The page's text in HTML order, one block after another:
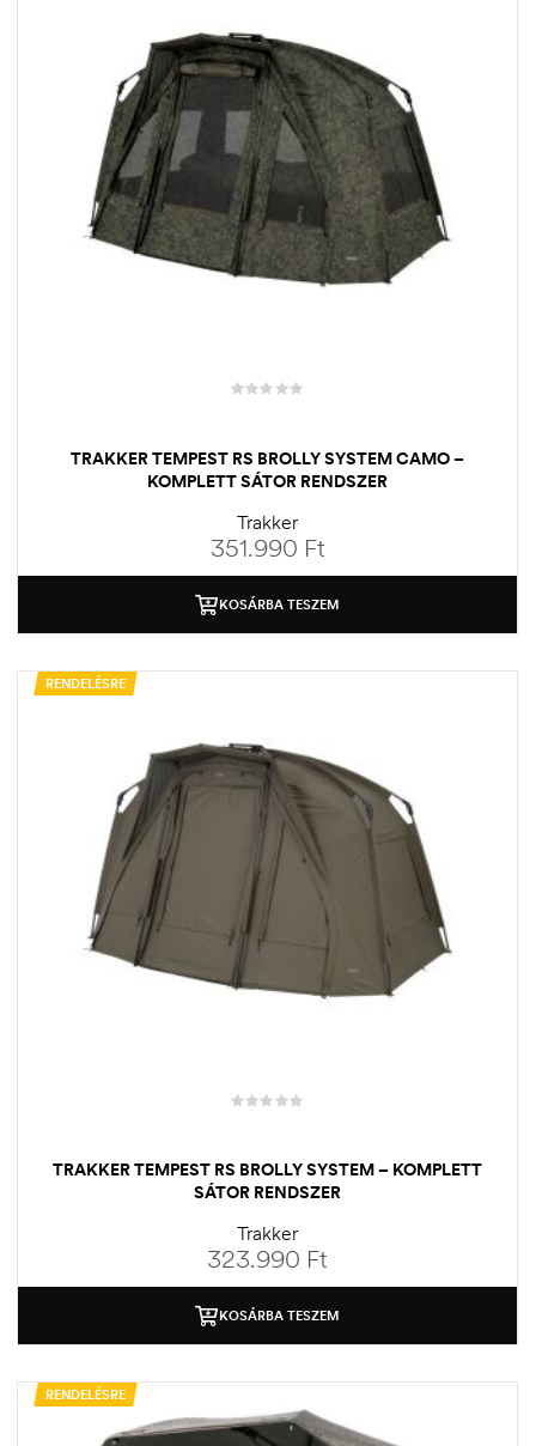
TRAKKER TEMPEST RS BROLLY SYSTEM CAMO –
KOMPLETT SÁTOR RENDSZER
Trakker
351.990 Ft
KOSÁRBA TESZEM
RENDELÉSRE
TRAKKER TEMPEST RS BROLLY SYSTEM – KOMPLETT
SÁTOR RENDSZER
Trakker
323.990 Ft
KOSÁRBA TESZEM
RENDELÉSRE